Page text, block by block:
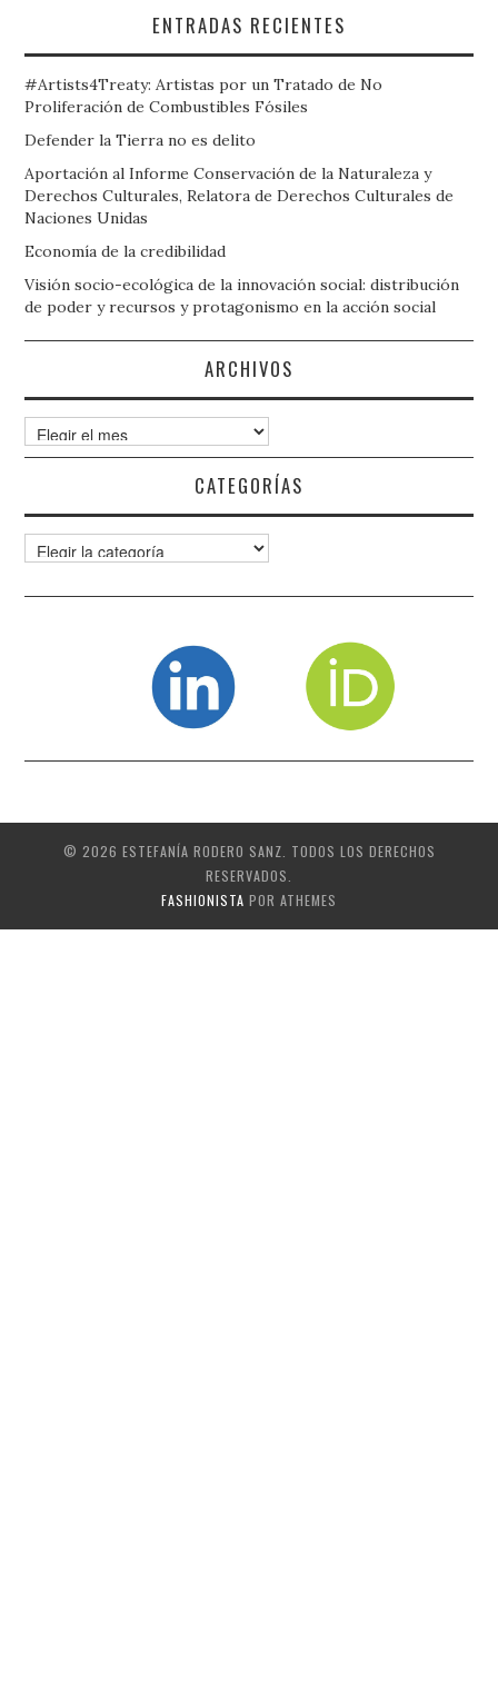
ENTRADAS RECIENTES
#Artists4Treaty: Artistas por un Tratado de No
Proliferación de Combustibles Fósiles
Defender la Tierra no es delito
Aportación al Informe Conservación de la Naturaleza y
Derechos Culturales, Relatora de Derechos Culturales de
Naciones Unidas
Economía de la credibilidad
Visión socio-ecológica de la innovación social: distribución
de poder y recursos y protagonismo en la acción social
ARCHIVOS
Archivos
CATEGORÍAS
Categorías
© 2026 ESTEFANÍA RODERO SANZ. TODOS LOS DERECHOS
RESERVADOS.
FASHIONISTA POR ATHEMES